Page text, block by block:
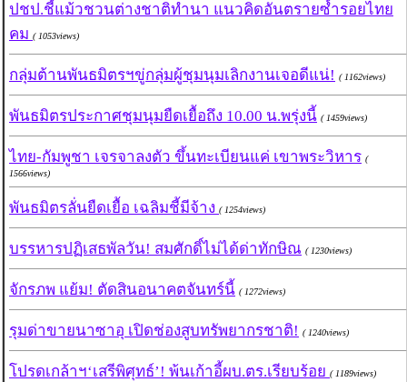
ปชป.ชี้แม้วชวนต่างชาติทำนา แนวคิดอันตรายซ้ำรอยไทย
คม ( 1053views)
กลุ่มต้านพันธมิตรฯขู่กลุ่มผู้ชุมนุมเลิกงานเจอดีแน่! ( 1162views)
พันธมิตรประกาศชุมนุมยืดเยื้อถึง 10.00 น.พรุ่งนี้ ( 1459views)
ไทย-กัมพูชา เจรจาลงตัว ขึ้นทะเบียนแค่ เขาพระวิหาร (
1566views)
พันธมิตรลั่นยืดเยื้อ เฉลิมชี้มีจ้าง ( 1254views)
บรรหารปฏิเสธพัลวัน! สมศักดิ์ไม่ได้ด่าทักษิณ ( 1230views)
จักรภพ แย้ม! ตัดสินอนาคตจันทร์นี้ ( 1272views)
รุมด่าขายนาซาอุ เปิดช่องสูบทรัพยากรชาติ! ( 1240views)
โปรดเกล้าฯ‘เสรีพิศุทธ์’! พ้นเก้าอี้ผบ.ตร.เรียบร้อย ( 1189views)